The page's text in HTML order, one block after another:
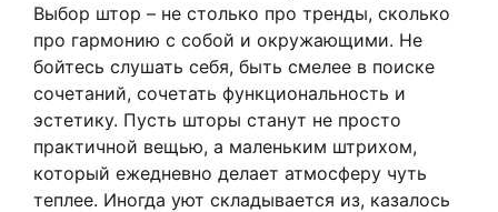
Выбор штор – не столько про тренды, сколько
про гармонию с собой и окружающими. Не
бойтесь слушать себя, быть смелее в поиске
сочетаний, сочетать функциональность и
эстетику. Пусть шторы станут не просто
практичной вещью, а маленьким штрихом,
который ежедневно делает атмосферу чуть
теплее. Иногда уют складывается из, казалось